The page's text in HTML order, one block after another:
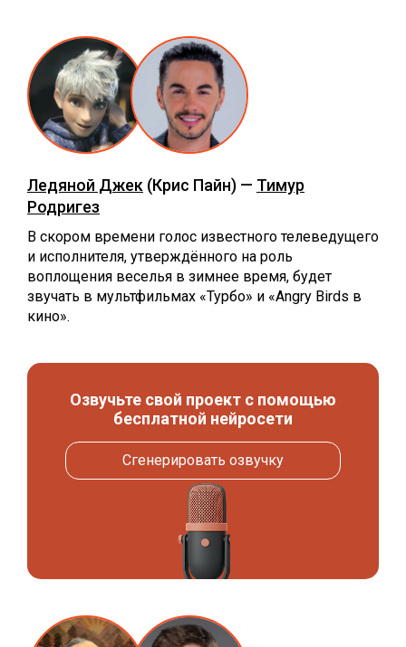
Ледяной Джек (Крис Пайн) — Тимур
Родригез
В скором времени голос известного телеведущего
и исполнителя, утверждённого на роль
воплощения веселья в зимнее время, будет
звучать в мультфильмах «Турбо» и «Angry Birds в
кино».
Озвучьте свой проект с помощью
бесплатной нейросети
Сгенерировать озвучку